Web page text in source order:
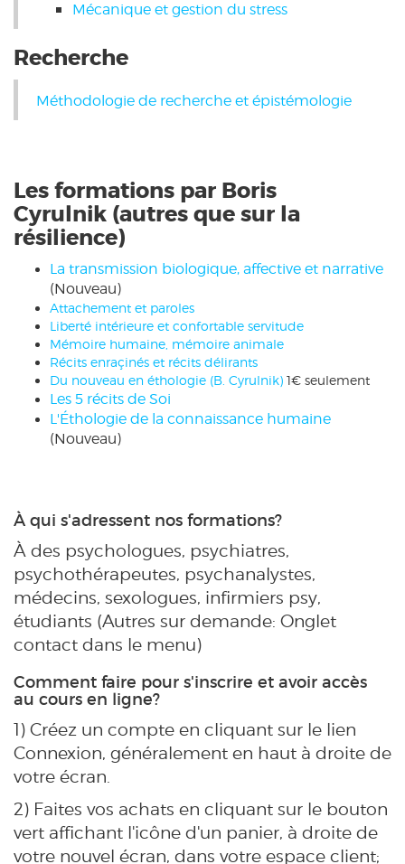
Mécanique et gestion du stress
Recherche
Méthodologie de recherche et épistémologie
Les formations par Boris
Cyrulnik (autres que sur la
résilience)
La transmission biologique, affective et narrative
(Nouveau)
Attachement et paroles
Liberté intérieure et confortable servitude
Mémoire humaine, mémoire animale
Récits enraçinés et récits délirants
Du nouveau en éthologie (B. Cyrulnik) 1€ seulement
Les 5 récits de Soi
L'Éthologie de la connaissance humaine
(Nouveau)
À qui s'adressent nos formations?
À des psychologues, psychiatres,
psychothérapeutes, psychanalystes,
médecins, sexologues, infirmiers psy,
étudiants (Autres sur demande: Onglet
contact dans le menu)
Comment faire pour s'inscrire et avoir accès
au cours en ligne?
1) Créez un compte en cliquant sur le lien
Connexion, généralement en haut à droite de
votre écran.
2) Faites vos achats en cliquant sur le bouton
vert affichant l'icône d'un panier, à droite de
votre nouvel écran, dans votre espace client;